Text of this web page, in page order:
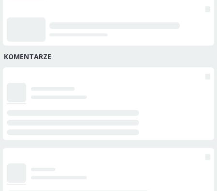
KOMENTARZE